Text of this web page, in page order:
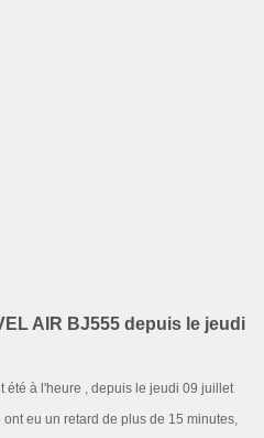
AIR BJ555 depuis le jeudi
été à l'heure , depuis le jeudi 09 juillet
eu un retard de plus de 15 minutes,